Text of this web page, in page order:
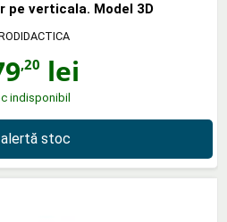
pe verticala. Model 3D
,20 lei
indisponibil
alertă stoc